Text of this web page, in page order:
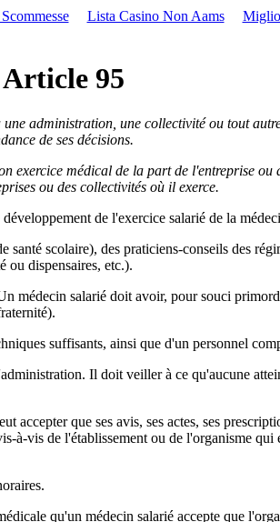
Lista Casino Non Aams
Article 95
administration, une collectivité ou tout
de ses décisions.
exercice médical de la part de l'entreprise
ou des collectivités où il exerce.
de l'exercice salarié de la
scolaire), des praticiens-conseils des
ou dispensaires, etc.).
médecin salarié doit avoir, pour souci
suffisants, ainsi que d'un personnel
Il doit veiller à ce qu'aucune
accepter que ses avis, ses actes, ses
à-vis de l'établissement ou de l'organisme
qu'un médecin salarié accepte que